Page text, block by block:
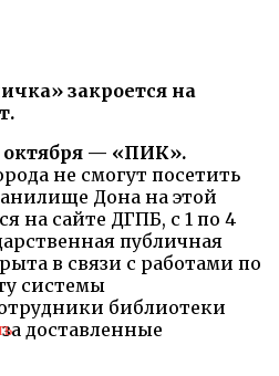
закроется на
— «ПИК».
не смогут посетить
Дона на этой
на сайте ДГПБ, с 1 по 4
публичная
в связи с работами по
системы
библиотеки
доставленные